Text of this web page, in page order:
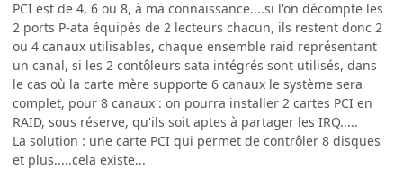
PCI est de 4, 6 ou 8, à ma connaissance....si l'on décompte les
2 ports P-ata équipés de 2 lecteurs chacun, ils restent donc 2
ou 4 canaux utilisables, chaque ensemble raid représentant
un canal, si les 2 contôleurs sata intégrés sont utilisés, dans
le cas où la carte mère supporte 6 canaux le système sera
complet, pour 8 canaux : on pourra installer 2 cartes PCI en
RAID, sous réserve, qu'ils soit aptes à partager les IRQ.....
La solution : une carte PCI qui permet de contrôler 8 disques
et plus.....cela existe...